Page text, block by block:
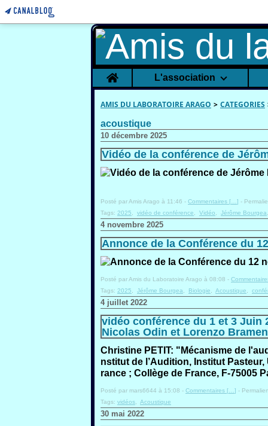
Home L'association
AMIS DU LABORATOIRE ARAGO > CATEGORIES
acoustique
10 décembre 2025
Vidéo de la conférence de
Posté par Amis Arago à 11:46 - Commentaires [ ] -
Tags: 2025 vidéo de conférence Vidéo Jérôme Bourgea
4 novembre 2025
Annonce de la Conférence du
Posté par Amis du Laboratoire Arago à 08:08 -
Tags: 2025 Jérôme Bourgea Biologie Acoustique
4 juillet 2022
vidéo conférence du 1 et 3
Nicolas Odin et Lorenzo
Christine PETIT: "Mécanisme de
nstitut de l’Audition, Institut
rance ; Collège de France, F-75005
Posté par mars6644 à 15:08 - Commentaires [ ] -
Tags: vidéos Acoustique
30 mai 2022